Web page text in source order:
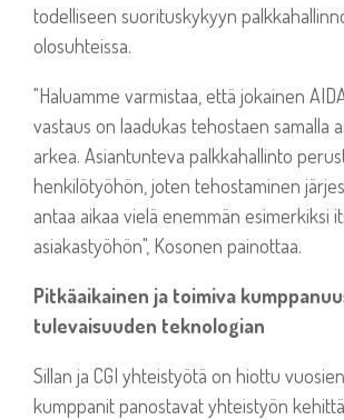
todelliseen suorituskykyyn
olosuhteissa.
"Haluamme varmistaa, että jokainen
vastaus on laadukas tehostaen samalla
arkea. Asiantunteva palkkahallinto
henkilötyöhön, joten tehostaminen
antaa aikaa vielä enemmän esimerkiksi
asiakastyöhön", Kosonen painottaa.
Pitkäaikainen ja toimiva
tulevaisuuden teknologian
Sillan ja CGI yhteistyötä on hiottu
kumppanit panostavat yhteistyön